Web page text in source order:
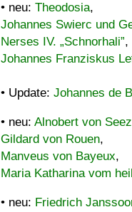
• neu: Theodosia,
Johannes Swierc und
Nerses IV. „Schnorhali”,
Johannes Franziskus
• Update: Johannes de
• neu: Alnobert von Seez
Gildard von Rouen,
Manveus von Bayeux,
Maria Katharina vom
• neu: Friedrich